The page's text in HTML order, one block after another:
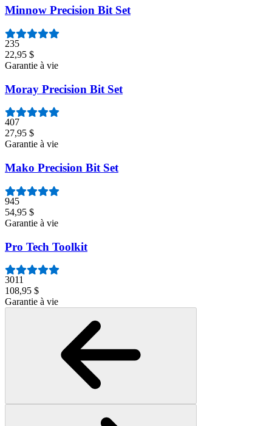
Minnow Precision Bit Set
235
22,95 $
Garantie à vie
Moray Precision Bit Set
407
27,95 $
Garantie à vie
Mako Precision Bit Set
945
54,95 $
Garantie à vie
Pro Tech Toolkit
3011
108,95 $
Garantie à vie